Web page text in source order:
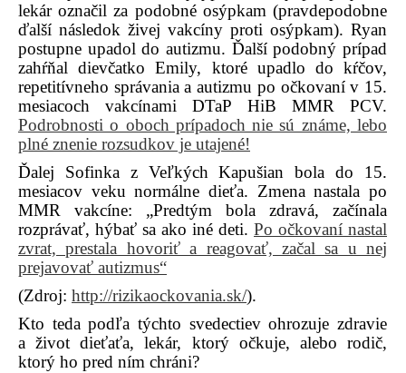
lekár označil za podobné osýpkam (pravdepodobne
ďalší následok živej vakcíny proti osýpkam). Ryan
postupne upadol do autizmu. Ďalší podobný prípad
zahŕňal dievčatko Emily, ktoré upadlo do kŕčov,
repetitívneho správania a autizmu po očkovaní v 15.
mesiacoch vakcínami DTaP HiB MMR PCV.
Podrobnosti o oboch prípadoch nie sú známe, lebo
plné znenie rozsudkov je utajené!
Ďalej Sofinka z Veľkých Kapušian bola do 15.
mesiacov veku normálne dieťa. Zmena nastala po
MMR vakcíne: „Predtým bola zdravá, začínala
rozprávať, hýbať sa ako iné deti. Po očkovaní nastal
zvrat, prestala hovoriť a reagovať, začal sa u nej
prejavovať autizmus“
(Zdroj: http://rizikaockovania.sk/).
Kto teda podľa týchto svedectiev ohrozuje zdravie
a život dieťaťa, lekár, ktorý očkuje, alebo rodič,
ktorý ho pred ním chráni?